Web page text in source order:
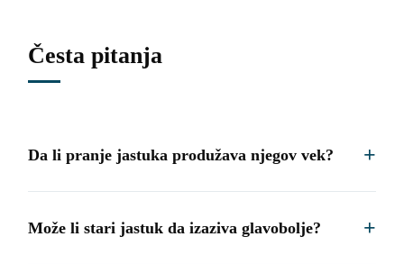
Česta pitanja
Da li pranje jastuka produžava njegov vek?
Može li stari jastuk da izaziva glavobolje?